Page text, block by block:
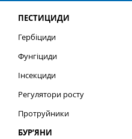
ПЕСТИЦИДИ
Гербіциди
Фунгіциди
Інсекциди
Регулятори росту
Протруйники
БУР’ЯНИ